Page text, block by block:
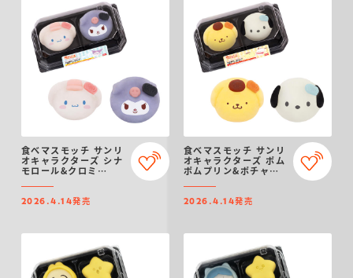
食べマスモッチ サンリ
オキャラクターズ シナ
モロール&クロミ
2026.4.14発売
食べマスモッチ サンリ
オキャラクターズ ポム
ポムプリン&ポチャッ
2026.4.14発売